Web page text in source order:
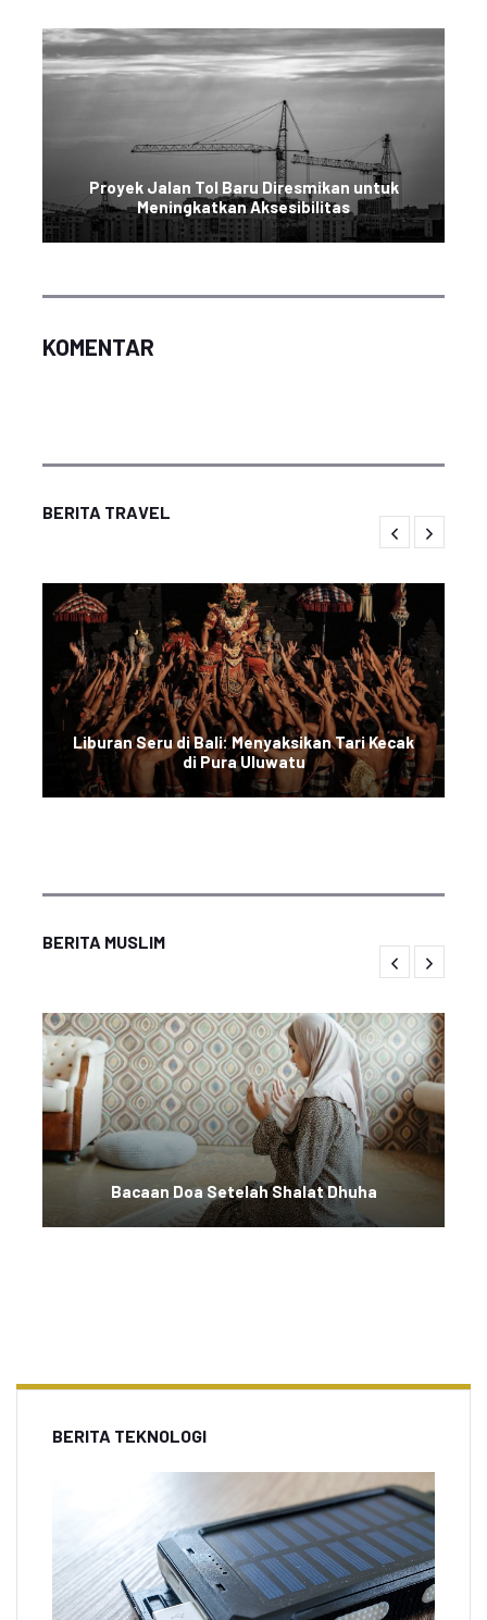
Proyek Jalan Tol Baru Diresmikan untuk
Meningkatkan Aksesibilitas
KOMENTAR
BERITA TRAVEL
Liburan Seru di Bali: Menyaksikan Tari Kecak
di Pura Uluwatu
BERITA MUSLIM
Bacaan Doa Setelah Shalat Dhuha
BERITA TEKNOLOGI